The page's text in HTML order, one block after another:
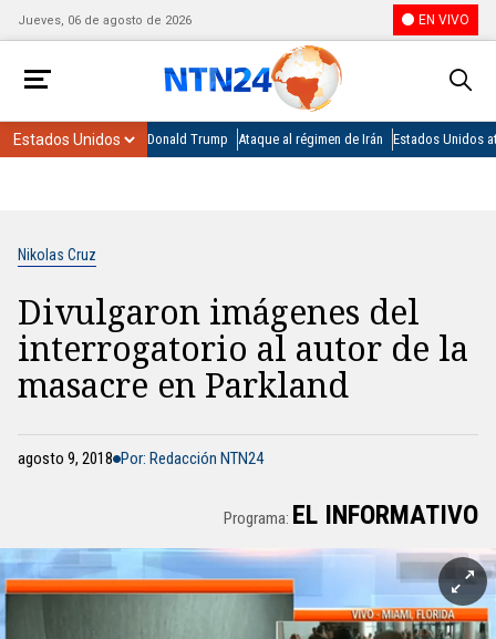
Jueves, 06 de agosto de 2026 EN VIVO
Donald Trump Ataque al régimen de Irán Estados Unidos
Nikolas Cruz
Divulgaron imágenes del
interrogatorio al autor de la
masacre en Parkland
agosto 9, 2018 Por: Redacción NTN24
Programa: EL INFORMATIVO